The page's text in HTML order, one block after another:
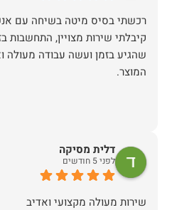
רכשתי בסיס מיטה בשיחה עם
קיבלתי שירות מצויין, התחשבות
שהגיע בזמן ועשה עבודה מעולה
המוצר.
דלית מסיקה
לפני 5 חודשים